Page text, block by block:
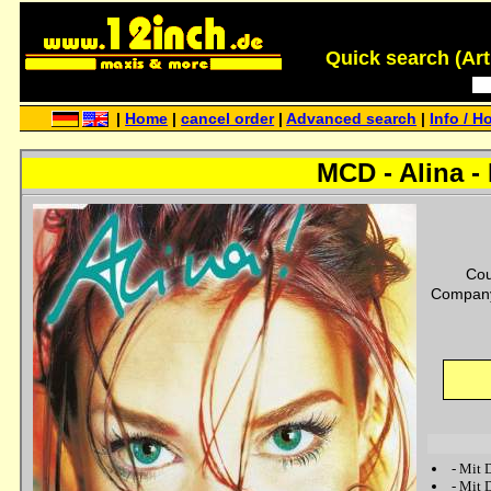
Quick search
Home |cancel order|Advanced search Info /
MCD - Alina
-Mit
-Mit